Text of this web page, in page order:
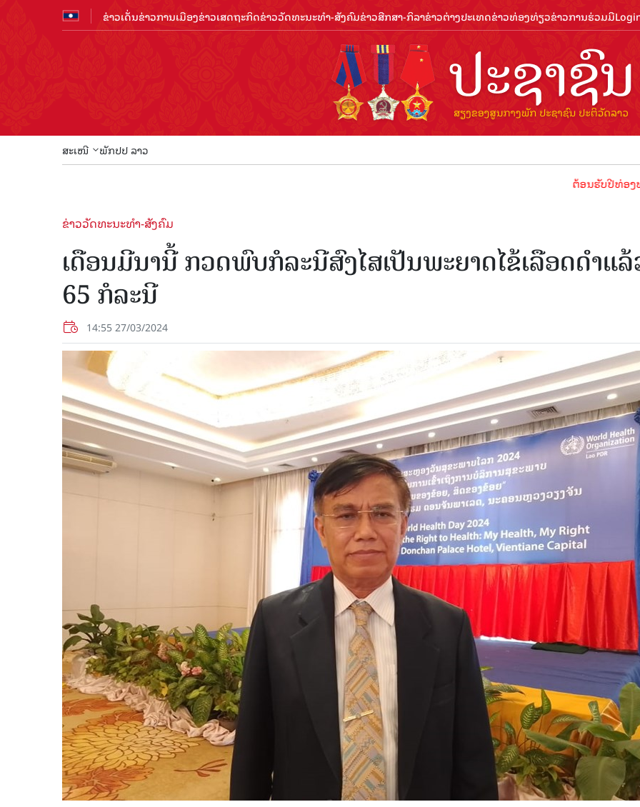
ຂ່າວເດັ່ນຂ່າວການເມືອງຂ່າວເສດຖະກິດຂ່າວວັດທະນະທຳ-ສັງຄົມຂ່າວສືກສາ-ກິລາຂ່າວຕ່າງປະເທດຂ່າວທ່ອງທ່ຽວຂ່າວການຮ່ວມມື
ສະເໜີ ພັກປປ ລາວ
ຕ້ອນຮັບປີທ່ອງທ່ຽວລາ
ຂ່າວວັດທະນະທຳ-ສັງຄົມ
ເດືອນມີນານີ້ ກວດພົບກໍລະນີສົງໄສເປັນພະຍາດໄຂ້ເລືອດດໍາແ
65 ກໍລະນີ
14:55 27/03/2024